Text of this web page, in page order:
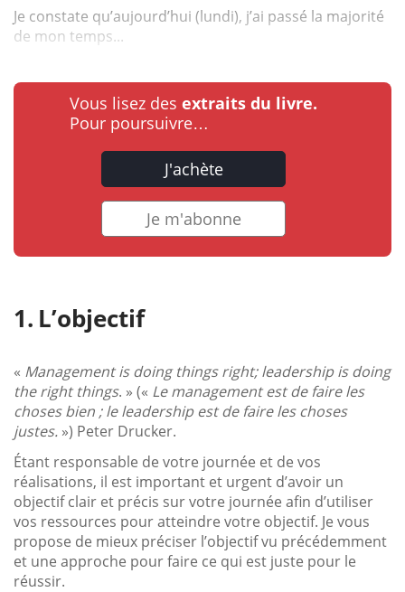
Je constate qu’aujourd’hui (lundi), j’ai passé la majorité
de mon temps...
Vous lisez des extraits du livre.
Pour poursuivre…
J'achète
Je m'abonne
L’objectif
« Management is doing things right; leadership is doing
the right things. » (« Le management est de faire les
choses bien ; le leadership est de faire les choses
justes. ») Peter Drucker.
Étant responsable de votre journée et de vos
réalisations, il est important et urgent d’avoir un
objectif clair et précis sur votre journée afin d’utiliser
vos ressources pour atteindre votre objectif. Je vous
propose de mieux préciser l’objectif vu précédemment
et une approche pour faire ce qui est juste pour le
réussir.